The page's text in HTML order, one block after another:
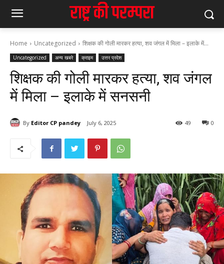
Home Uncategorized शिक्षक की गोली मारकर हत्या, शव जंगल में मिला – इलाके में...
Uncategorized अन्य खबरे क्राइम उत्तर प्रदेश
शिक्षक की गोली मारकर हत्या, शव जंगल
में मिला – इलाके में सनसनी
By Editor CP pandey July 6, 2025 0
49